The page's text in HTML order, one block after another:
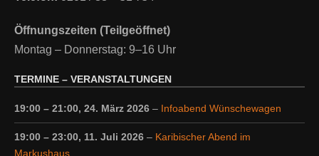
Öffnungszeiten (Teilgeöffnet)
Montag – Donnerstag: 9–16 Uhr
TERMINE – VERANSTALTUNGEN
19:00 – 21:00, 24. März 2026 – Infoabend Wünschewagen
19:00 – 23:00, 11. Juli 2026 – Karibischer Abend im
Markushaus